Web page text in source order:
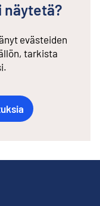
näytetä?
evästeiden
tarkista